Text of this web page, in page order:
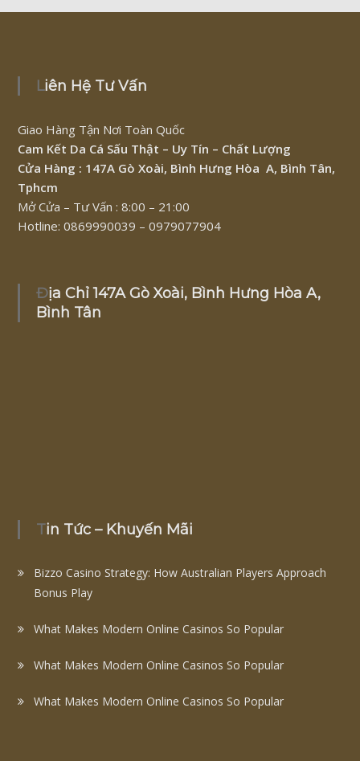
Liên Hệ Tư Vấn
Giao Hàng Tận Nơi Toàn Quốc
Cam Kết Da Cá Sấu Thật – Uy Tín – Chất Lượng
Cửa Hàng : 147A Gò Xoài, Bình Hưng Hòa A, Bình Tân,
Tphcm
Mở Cửa – Tư Vấn : 8:00 – 21:00
Hotline: 0869990039 – 0979077904
Địa Chỉ 147A Gò Xoài, Bình Hưng Hòa A,
Bình Tân
Tin Tức – Khuyến Mãi
Bizzo Casino Strategy: How Australian Players Approach
Bonus Play
What Makes Modern Online Casinos So Popular
What Makes Modern Online Casinos So Popular
What Makes Modern Online Casinos So Popular